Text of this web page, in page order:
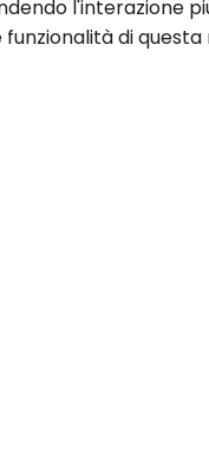
l'interazione
di questa